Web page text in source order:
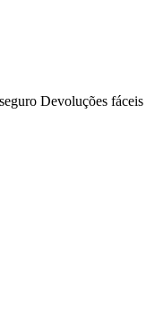
Devoluções fáceis